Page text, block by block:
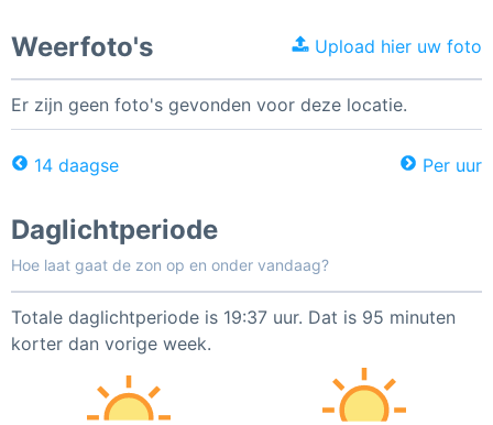
Weerfoto's Upload hier uw foto
Er zijn geen foto's gevonden voor deze locatie.
14 daagse Per uur
Daglichtperiode
Hoe laat gaat de zon op en onder vandaag?
Totale daglichtperiode is 19:37 uur. Dat is 95 minuten
korter dan vorige week.